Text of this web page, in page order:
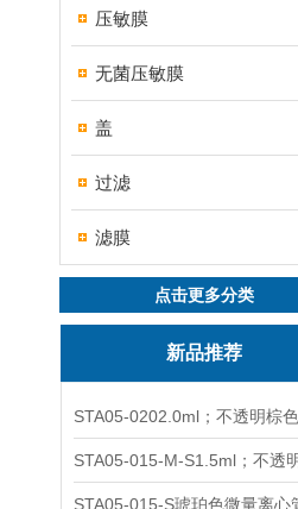
压敏膜
无菌压敏膜
盖
过滤
滤膜
点击更多分类
新品推荐